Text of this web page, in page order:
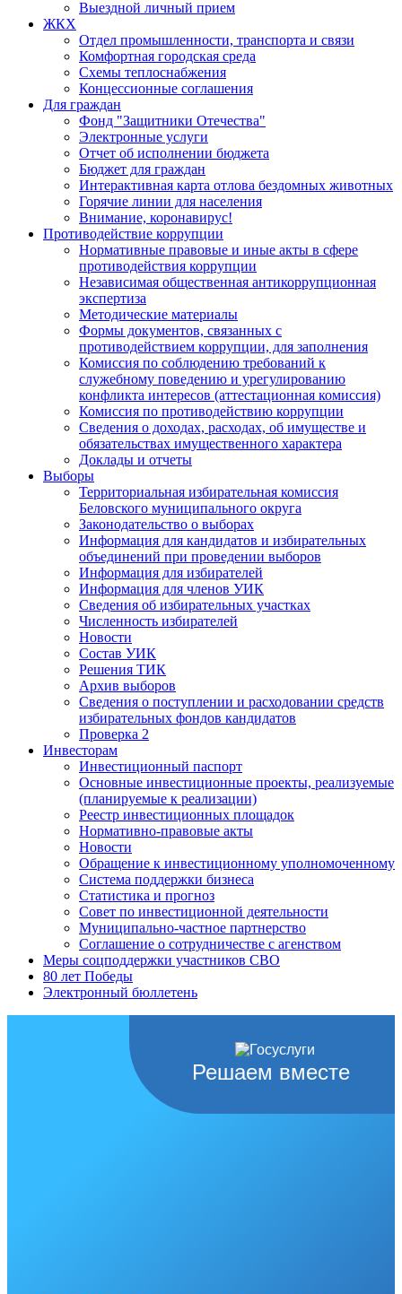
Выездной личный прием
ЖКХ
Отдел промышленности, транспорта и связи
Комфортная городская среда
Схемы теплоснабжения
Концессионные соглашения
Для граждан
Фонд "Защитники Отечества"
Электронные услуги
Отчет об исполнении бюджета
Бюджет для граждан
Интерактивная карта отлова бездомных животных
Горячие линии для населения
Внимание, коронавирус!
Противодействие коррупции
Нормативные правовые и иные акты в сфере
противодействия коррупции
Независимая общественная антикоррупционная
экспертиза
Методические материалы
Формы документов, связанных с
противодействием коррупции, для заполнения
Комиссия по соблюдению требований к
служебному поведению и урегулированию
конфликта интересов (аттестационная комиссия)
Комиссия по противодействию коррупции
Сведения о доходах, расходах, об имуществе и
обязательствах имущественного характера
Доклады и отчеты
Выборы
Территориальная избирательная комиссия
Беловского муниципального округа
Законодательство о выборах
Информация для кандидатов и избирательных
объединений при проведении выборов
Информация для избирателей
Информация для членов УИК
Сведения об избирательных участках
Численность избирателей
Новости
Состав УИК
Решения ТИК
Архив выборов
Сведения о поступлении и расходовании средств
избирательных фондов кандидатов
Проверка 2
Инвесторам
Инвестиционный паспорт
Основные инвестиционные проекты, реализуемые
(планируемые к реализации)
Реестр инвестиционных площадок
Нормативно-правовые акты
Новости
Обращение к инвестиционному уполномоченному
Система поддержки бизнеса
Статистика и прогноз
Совет по инвестиционной деятельности
Муниципально-частное партнерство
Соглашение о сотрудничестве с агенством
Меры соцподдержки участников СВО
80 лет Победы
Электронный бюллетень
Решаем вместе